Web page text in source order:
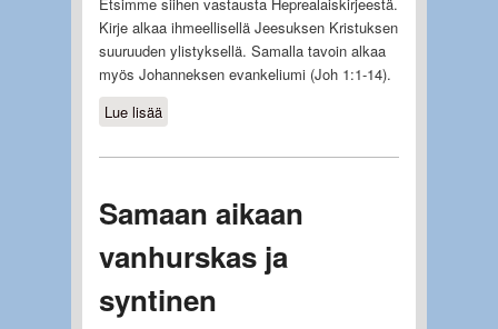
Kirje alkaa ihmeellisellä Jeesuksen Kristuksen
suuruuden ylistyksellä. Samalla tavoin alkaa
myös Johanneksen evankeliumi (Joh 1:1-14).
Lue lisääabout Suuri kärsijä
Samaan aikaan
vanhurskas ja
syntinen